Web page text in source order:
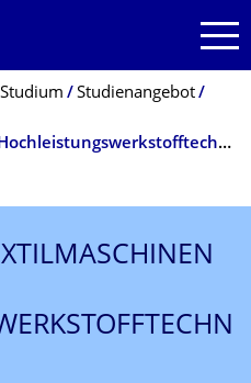
Studienangebot
Textilmaschinen und Textile Hochleistungswerkstofftechnik